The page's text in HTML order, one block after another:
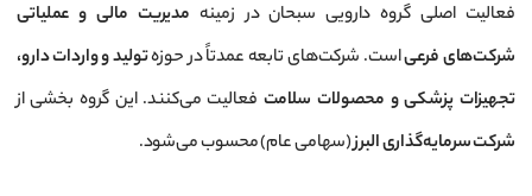
فعالیت اصلی گروه دارویی سبحان در زمینه مدیریت مالی و عملیاتی
شرکت‌های فرعیاست. شرکت‌های تابعه عمدتاً در حوزهتولید و واردات دارو،
تجهیزات پزشکی و محصولات سلامت فعالیت می‌کنند. این گروه بخشی از
شرکت سرمایه‌گذاری البرز(سهامی عام) محسوب می‌شود.